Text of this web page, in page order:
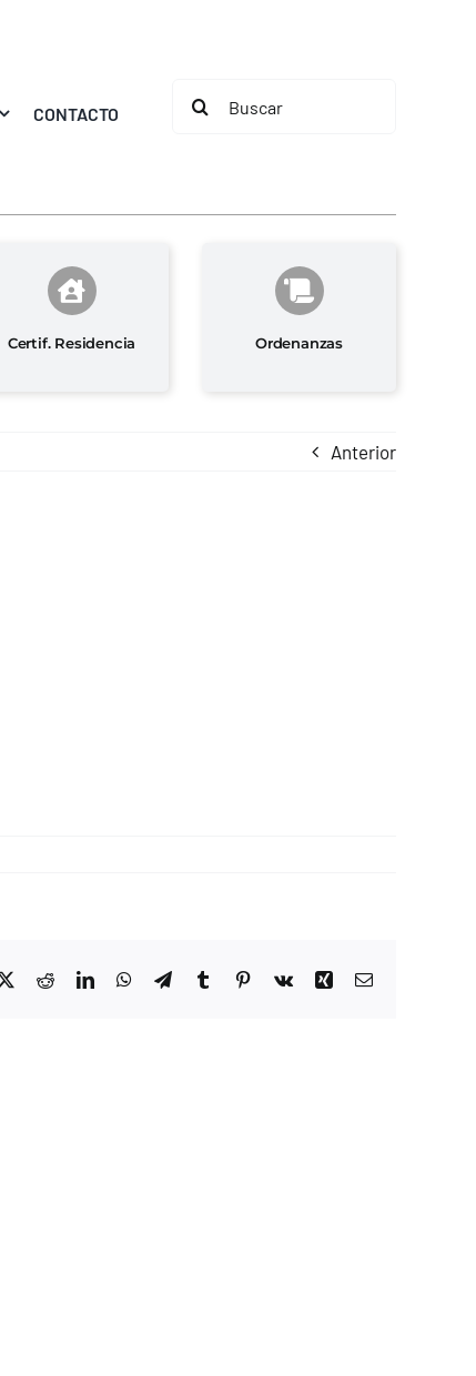
CONTACTO
Buscar:
Certif. Residencia Ordenanzas
Anterior
X RedditLinkedInWhatsApp
TelegramTumblrPinterest
Vk Xing Correo